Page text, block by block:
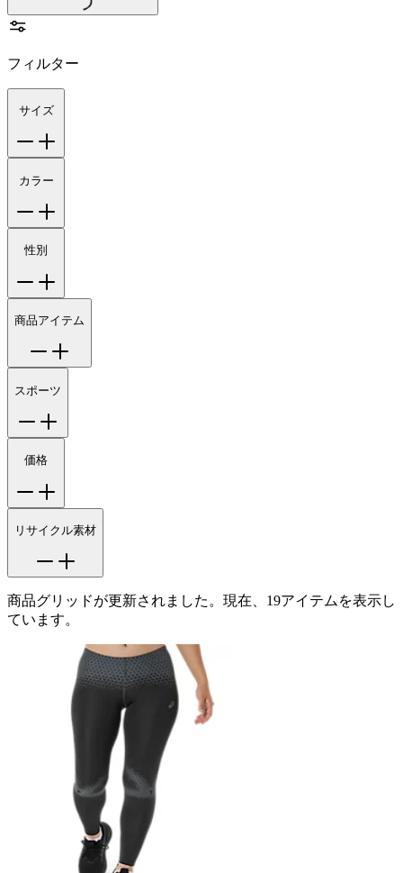
フィルター
サイズ
カラー
性別
商品アイテム
スポーツ
価格
リサイクル素材
商品グリッドが更新されました。現在、19アイテムを表示し
ています。